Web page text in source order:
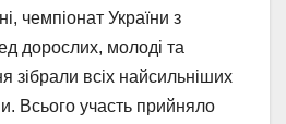
чемпіонат України з
дорослих, молоді та
зібрали всіх найсильніших
Всього участь прийняло